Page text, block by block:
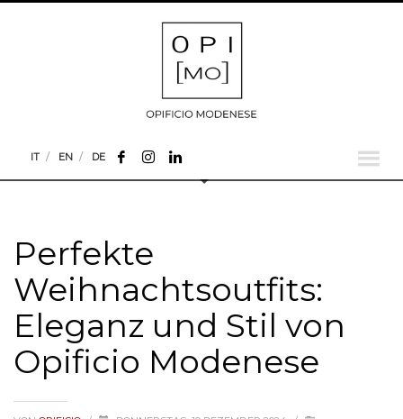
IT EN DE
Perfekte
Weihnachtsoutfits:
Eleganz und Stil von
Opificio Modenese